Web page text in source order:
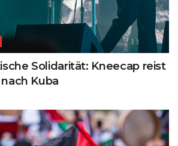
Solidarität: Kneecap reist
Kuba